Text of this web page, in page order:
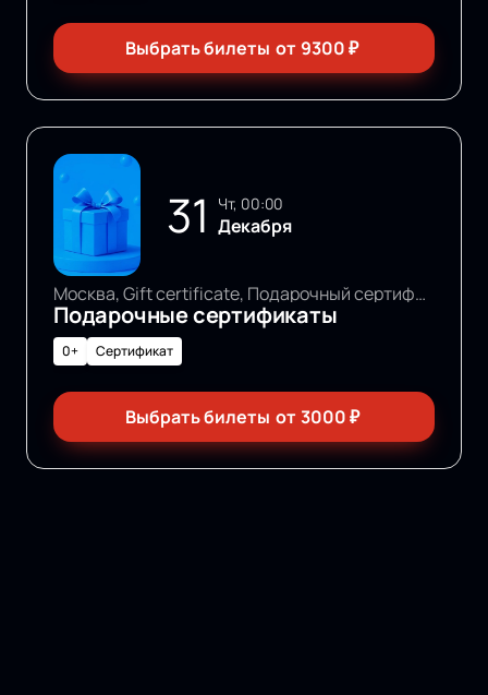
Выбрать билеты от 9300₽
31 чт, 00:00
Декабря
Москва, Gift certificate, Подарочный сертификат
Подарочные сертификаты
0+ Сертификат
Выбрать билеты от 3000₽